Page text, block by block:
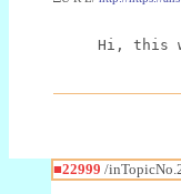
Hi, this
■22999 /